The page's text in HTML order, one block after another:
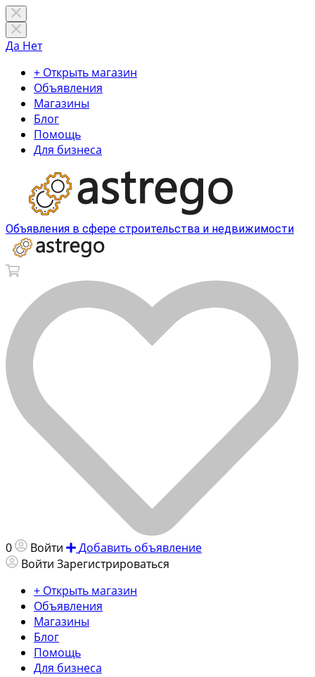
Да Нет
+ Открыть магазин
Объявления
Магазины
Блог
Помощь
Для бизнеса
Объявления в сфере строительства и недвижимости
0 Войти
Добавить объявление
Войти Зарегистрироваться
+ Открыть магазин
Объявления
Магазины
Блог
Помощь
Для бизнеса